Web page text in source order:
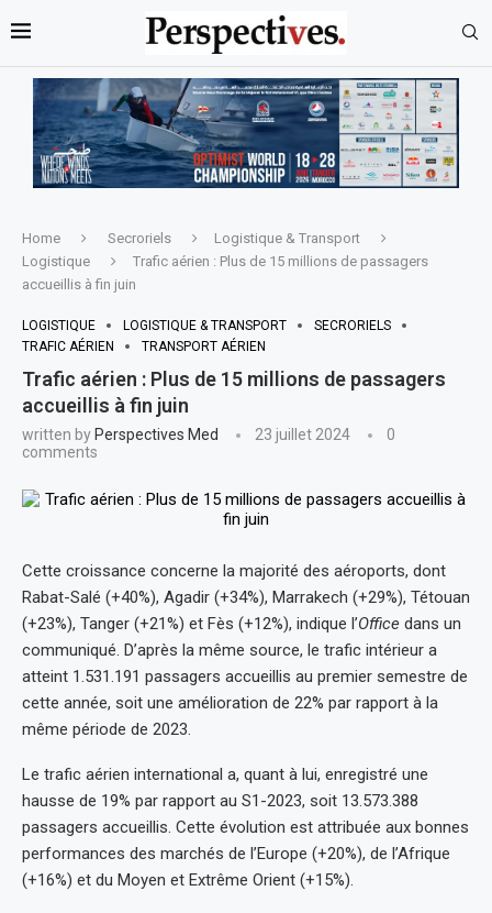
Home Secroriels
Logistique & Transport
Logistique
Trafic aérien : Plus de 15 millions de passagers
accueillis à fin juin
LOGISTIQUE LOGISTIQUE & TRANSPORT
SECRORIELS
TRAFIC AÉRIEN
TRANSPORT AÉRIEN
Trafic aérien : Plus de 15 millions de passagers
accueillis à fin juin
written by Perspectives Med 23 juillet 2024
0
comments
Cette croissance concerne la majorité des aéroports, dont
Rabat-Salé (+40%), Agadir (+34%), Marrakech (+29%), Tétouan
(+23%), Tanger (+21%) et Fès (+12%), indique l’Office dans un
communiqué. D’après la même source, le trafic intérieur a
atteint 1.531.191 passagers accueillis au premier semestre de
cette année, soit une amélioration de 22% par rapport à la
même période de 2023.
Le trafic aérien international a, quant à lui, enregistré une
hausse de 19% par rapport au S1-2023, soit 13.573.388
passagers accueillis. Cette évolution est attribuée aux bonnes
performances des marchés de l’Europe (+20%), de l’Afrique
(+16%) et du Moyen et Extrême Orient (+15%).